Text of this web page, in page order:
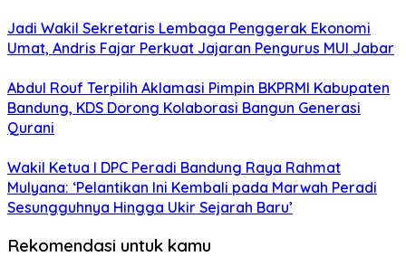
Jadi Wakil Sekretaris Lembaga Penggerak Ekonomi
Umat, Andris Fajar Perkuat Jajaran Pengurus MUI Jabar
Abdul Rouf Terpilih Aklamasi Pimpin BKPRMI Kabupaten
Bandung, KDS Dorong Kolaborasi Bangun Generasi
Qurani
Wakil Ketua I DPC Peradi Bandung Raya Rahmat
Mulyana: ‘Pelantikan Ini Kembali pada Marwah Peradi
Sesungguhnya Hingga Ukir Sejarah Baru’
Rekomendasi untuk kamu